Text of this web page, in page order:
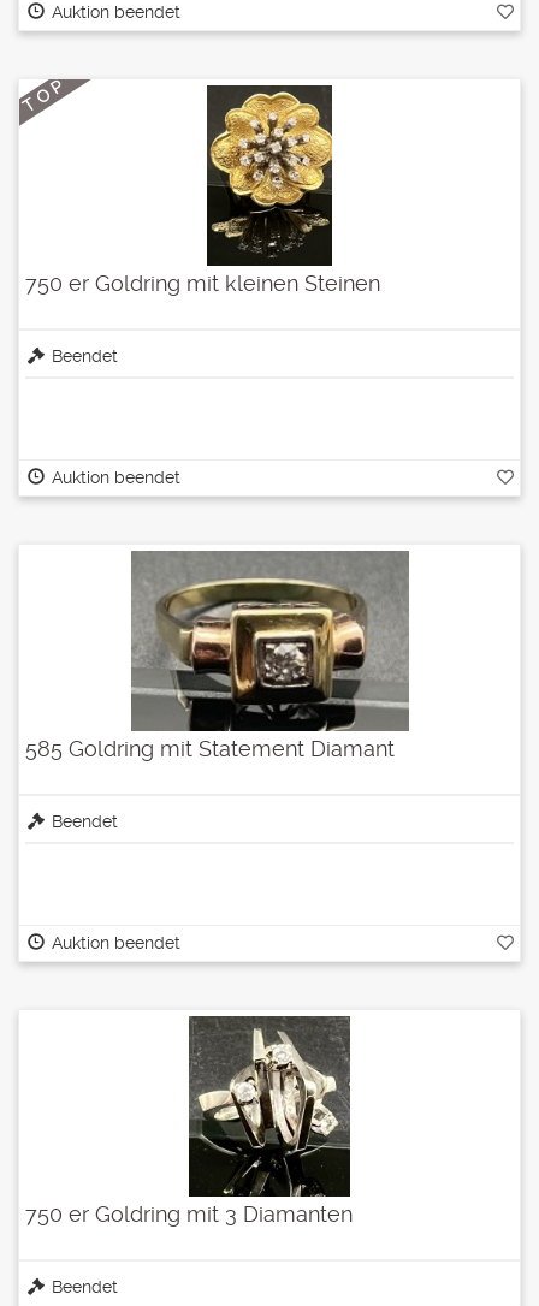
Auktion beendet
T O P
750 er Goldring mit kleinen Steinen
Beendet
Auktion beendet
585 Goldring mit Statement Diamant
Beendet
Auktion beendet
750 er Goldring mit 3 Diamanten
Beendet